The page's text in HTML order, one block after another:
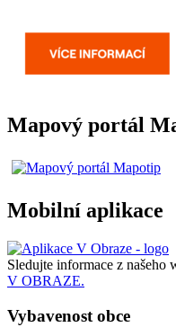
Mapový portál
Mobilní aplikace
Sledujte informace z našeho
V OBRAZE.
Vybavenost obce